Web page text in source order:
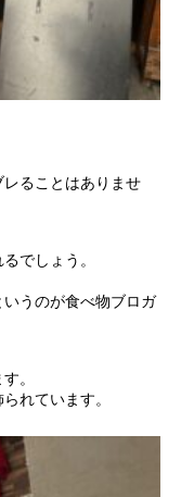
ることはありませ
でしょう。
うのが食べ物ブロガ
。
れています。